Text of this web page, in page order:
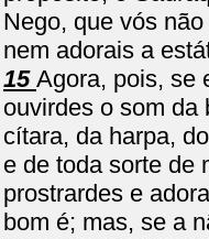
Nego, que vós
nem adorais a
15 Agora, pois, se
ouvirdes o som da
cítara, da harpa,
e de toda sorte de
prostrardes e
bom é; mas, se a